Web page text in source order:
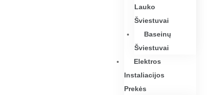
Lauko
Šviestuvai
Baseinų
Šviestuvai
Elektros
Instaliacijos
Prekės